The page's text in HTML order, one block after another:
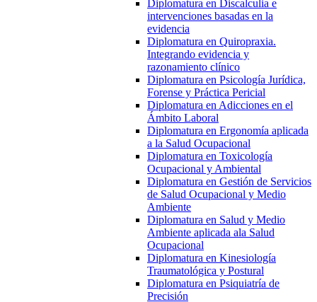
Diplomatura en Discalculia e
intervenciones basadas en la
evidencia
Diplomatura en Quiropraxia.
Integrando evidencia y
razonamiento clínico
Diplomatura en Psicología Jurídica,
Forense y Práctica Pericial
Diplomatura en Adicciones en el
Ámbito Laboral
Diplomatura en Ergonomía aplicada
a la Salud Ocupacional
Diplomatura en Toxicología
Ocupacional y Ambiental
Diplomatura en Gestión de Servicios
de Salud Ocupacional y Medio
Ambiente
Diplomatura en Salud y Medio
Ambiente aplicada ala Salud
Ocupacional
Diplomatura en Kinesiología
Traumatológica y Postural
Diplomatura en Psiquiatría de
Precisión